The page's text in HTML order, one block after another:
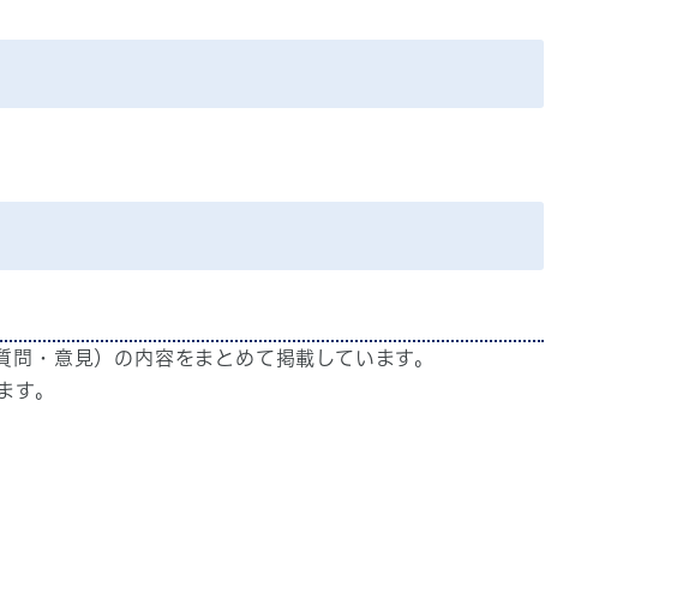
問・意見）の内容をまとめて掲載しています。
す。